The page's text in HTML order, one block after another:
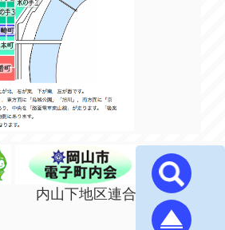
内山下地区連合町内会 (^｡^)